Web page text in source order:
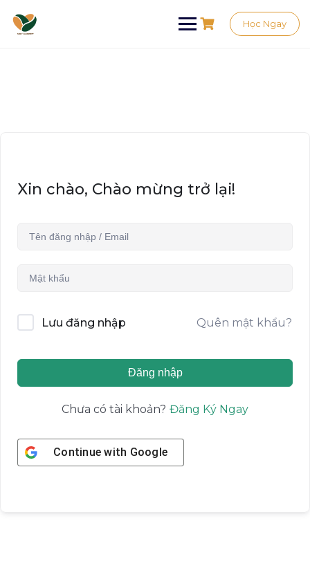
Học Ngay
Xin chào, Chào mừng trở lại!
Lưu đăng nhập Quên mật khẩu?
Đăng nhập
Chưa có tài khoản? Đăng Ký Ngay
Continue with Google